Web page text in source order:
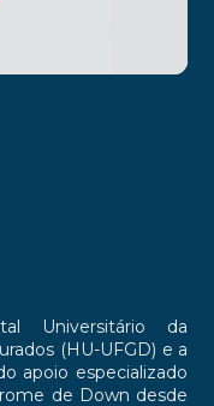
Universitário da
(HU-UFGD) e a
apoio especializado
de Down desde